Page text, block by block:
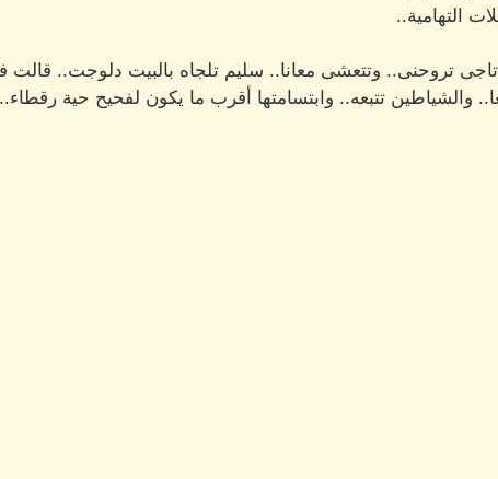
التهامية..
تاجى تروحنى.. وتتعشى معانا.. سليم تلجاه بالبيت دلوجت.. قالت
والشياطين تتبعه.. وابتسامتها أقرب ما يكون لفحيح حية رقطاء..